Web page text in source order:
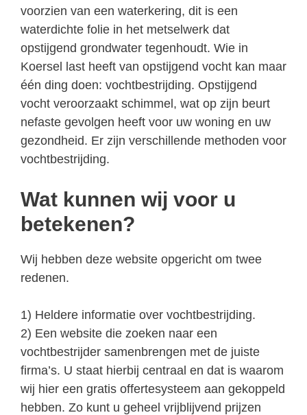
voorzien van een waterkering, dit is een
waterdichte folie in het metselwerk dat
opstijgend grondwater tegenhoudt. Wie in
Koersel last heeft van opstijgend vocht kan maar
één ding doen: vochtbestrijding. Opstijgend
vocht veroorzaakt schimmel, wat op zijn beurt
nefaste gevolgen heeft voor uw woning en uw
gezondheid. Er zijn verschillende methoden voor
vochtbestrijding.
Wat kunnen wij voor u
betekenen?
Wij hebben deze website opgericht om twee
redenen.
1) Heldere informatie over vochtbestrijding.
2) Een website die zoeken naar een
vochtbestrijder samenbrengen met de juiste
firma’s. U staat hierbij centraal en dat is waarom
wij hier een gratis offertesysteem aan gekoppeld
hebben. Zo kunt u geheel vrijblijvend prijzen